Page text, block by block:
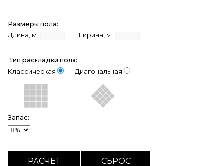
Размеры пола:
Длина, м
Ширина, м
Тип раскладки пола:
Классическая
Диагональная
Запас: